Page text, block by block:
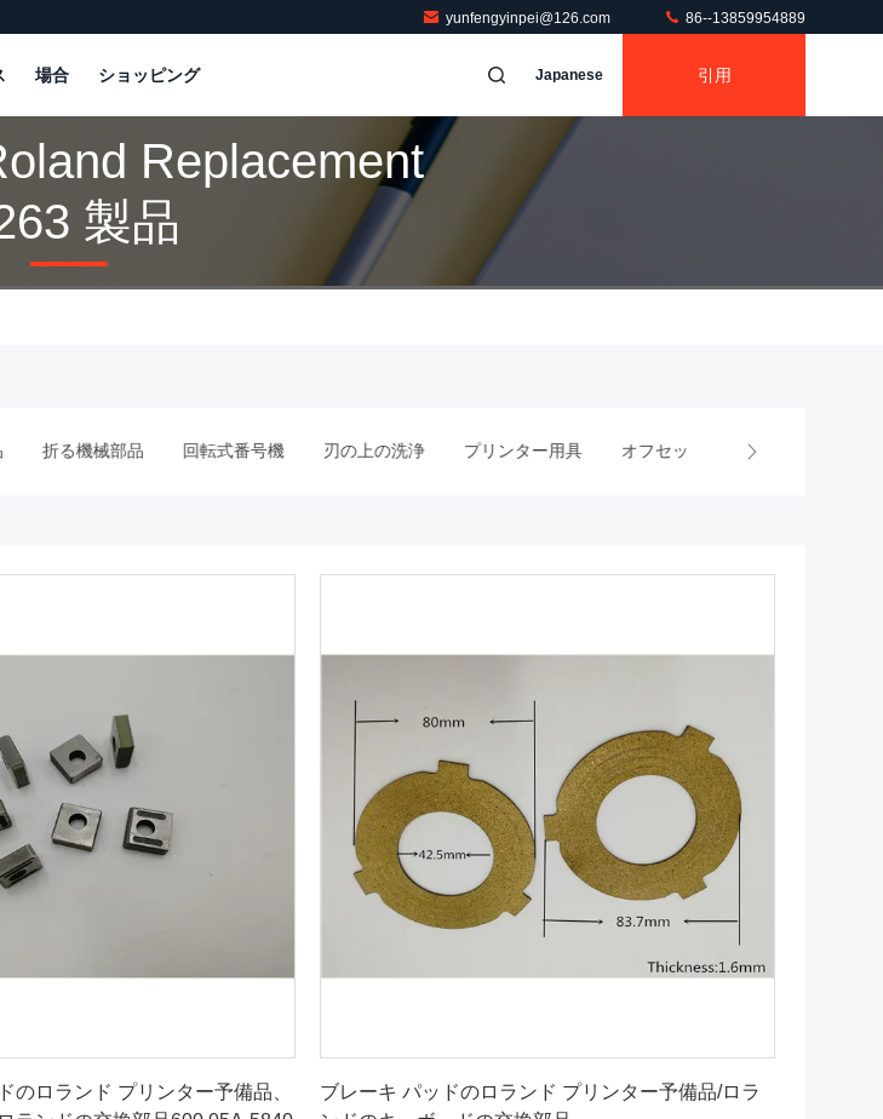
yunfengyinpei@126.com 86--13859954889
場合 ショッピング Japanese 引用
Replacement
製品
機械部品 回転式番号機 刃の上の洗浄 プリンター用具 オフセット印刷機械モーター
のロランド プリンター予備品、
ブレーキ パッドのロランド プリンター予備品/ロラ